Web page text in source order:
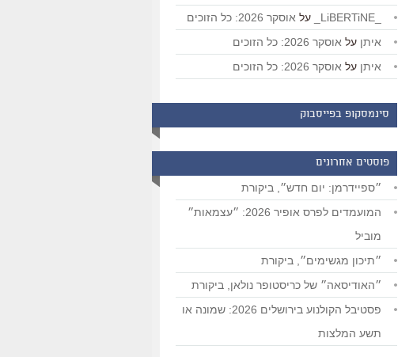
על אוסקר 2026: כל הזוכים
איתן על אוסקר 2026: כל הזוכים
איתן על אוסקר 2026: כל הזוכים
סינמסקופ בפייסבוק
פוסטים אחרונים
״ספיידרמן: יום חדש״, ביקורת
המועמדים לפרס אופיר 2026: ״עצמאות״
מוביל
״תיכון מגשימים״, ביקורת
״האודיסאה״ של כריסטופר נולאן, ביקורת
פסטיבל הקולנוע בירושלים 2026: שמונה או
תשע המלצות